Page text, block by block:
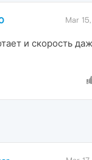
Mar
и скорость